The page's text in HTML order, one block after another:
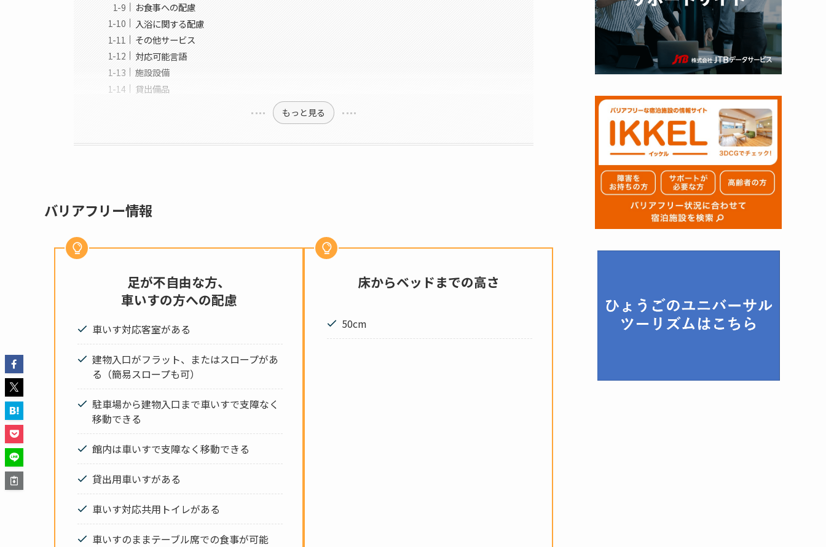
お食事への配慮
入浴に関する配慮
その他サービス
対応可能言語
施設設備
貸出備品
もっと見る
バリアフリー情報
足が不自由な方、
車いすの方への配慮
車いす対応客室がある
建物入口がフラット、またはスロープがあ
る（簡易スロープも可）
駐車場から建物入口まで車いすで支障なく
移動できる
館内は車いすで支障なく移動できる
貸出用車いすがある
車いす対応共用トイレがある
車いすのままテーブル席での食事が可能
床からベッドまでの高さ
50cm